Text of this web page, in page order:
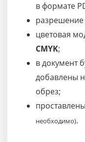
в формате
разрешение
цветовая
CMYK;
в документ
добавлены
обрез;
проставлены
необходимо).